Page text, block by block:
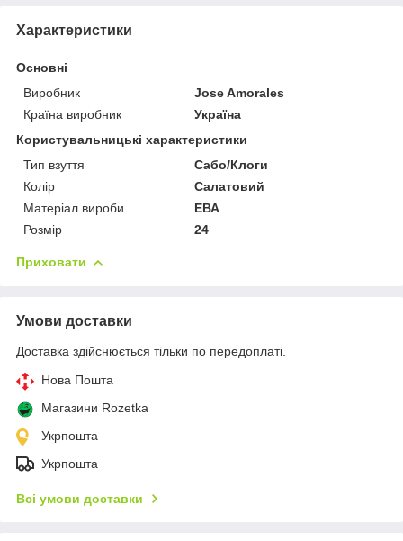
Характеристики
Основні
Виробник
Jose Amorales
Країна виробник
Україна
Користувальницькі характеристики
Тип взуття
Сабо/Клоги
Колір
Салатовий
Матеріал вироби
ЕВА
Розмір
24
Приховати
Умови доставки
Доставка здійснюється тільки по передоплаті.
Нова Пошта
Магазини Rozetka
Укрпошта
Укрпошта
Всі умови доставки